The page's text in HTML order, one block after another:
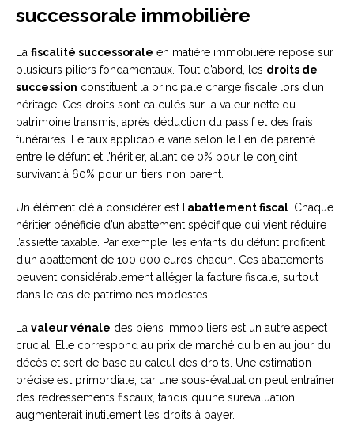
successorale immobilière
La fiscalité successorale en matière immobilière repose sur
plusieurs piliers fondamentaux. Tout d’abord, les droits de
succession constituent la principale charge fiscale lors d’un
héritage. Ces droits sont calculés sur la valeur nette du
patrimoine transmis, après déduction du passif et des frais
funéraires. Le taux applicable varie selon le lien de parenté
entre le défunt et l’héritier, allant de 0% pour le conjoint
survivant à 60% pour un tiers non parent.
Un élément clé à considérer est l’abattement fiscal. Chaque
héritier bénéficie d’un abattement spécifique qui vient réduire
l’assiette taxable. Par exemple, les enfants du défunt profitent
d’un abattement de 100 000 euros chacun. Ces abattements
peuvent considérablement alléger la facture fiscale, surtout
dans le cas de patrimoines modestes.
La valeur vénale des biens immobiliers est un autre aspect
crucial. Elle correspond au prix de marché du bien au jour du
décès et sert de base au calcul des droits. Une estimation
précise est primordiale, car une sous-évaluation peut entraîner
des redressements fiscaux, tandis qu’une surévaluation
augmenterait inutilement les droits à payer.